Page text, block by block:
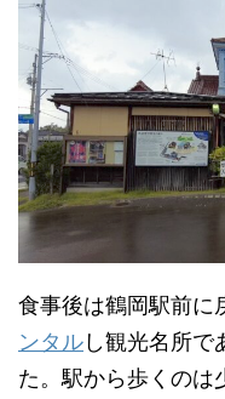
食事後は鶴岡駅前に
ンタルし観光名所で
た。駅から歩くのは